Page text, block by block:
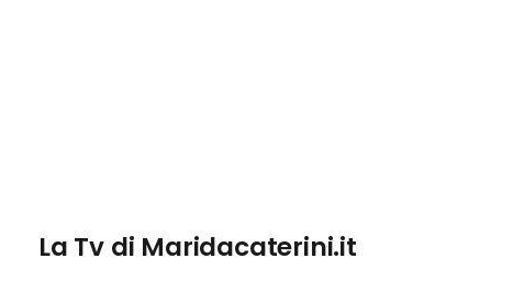
La Tv di Maridacaterini.it